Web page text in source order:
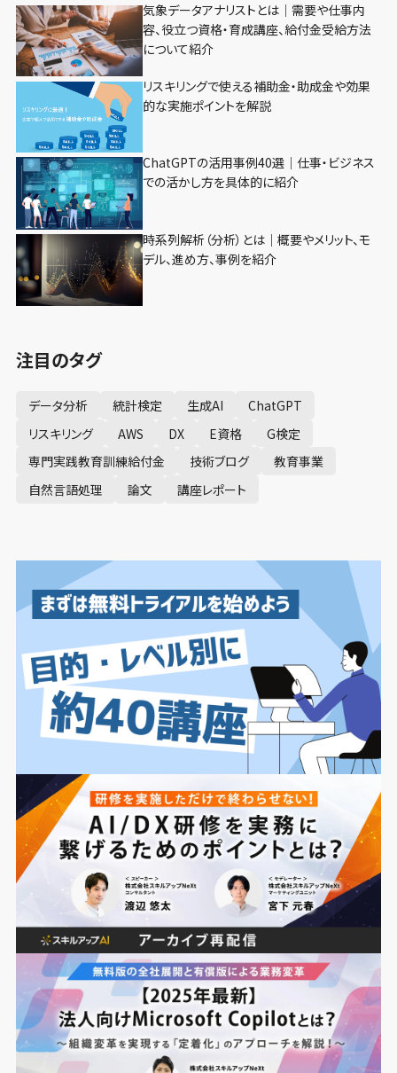
気象データアナリストとは｜需要や仕事内
容、役立つ資格・育成講座、給付金受給方法
について紹介
リスキリングで使える補助金・助成金や効果
的な実施ポイントを解説
ChatGPTの活用事例40選｜仕事・ビジネス
での活かし方を具体的に紹介
時系列解析（分析）とは｜概要やメリット、モ
デル、進め方、事例を紹介
注目のタグ
データ分析 統計検定 生成AI
ChatGPT
リスキリング
AWS DX E資格
G検定
専門実践教育訓練給付金
技術ブログ
教育事業
自然言語処理
論文 講座レポート